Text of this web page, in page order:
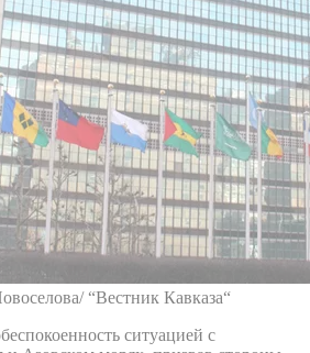
“Вестник Кавказа“
ситуацией с